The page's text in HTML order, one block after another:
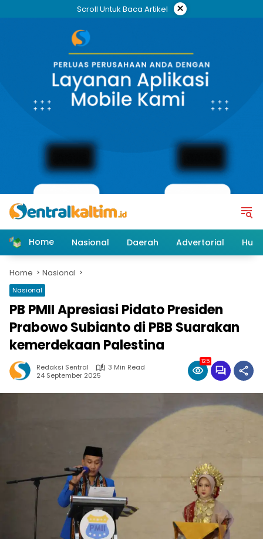
Scroll Untuk Baca Artikel ×
Home Nasional Daerah Advertorial
Home Nasional
Nasional
PB PMII Apresiasi Pidato Presiden
Prabowo Subianto di PBB Suarakan
kemerdekaan Palestina
Redaksi Sentral
3 Min Read
24 September 2025
125